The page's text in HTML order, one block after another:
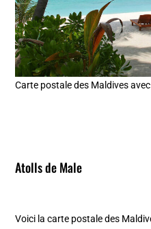
Carte postale des Maldives
Atolls de Male
Voici la carte postale des